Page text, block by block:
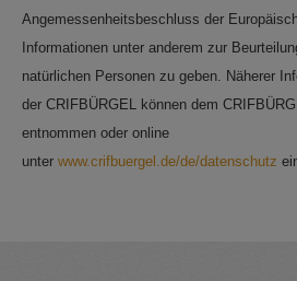
Angemessenheitsbeschluss der
Informationen unter anderem zur
natürlichen Personen zu geben. Näherer
der CRIFBÜRGEL können dem
entnommen oder online
unter www.crifbuergel.de/de/datenschutz